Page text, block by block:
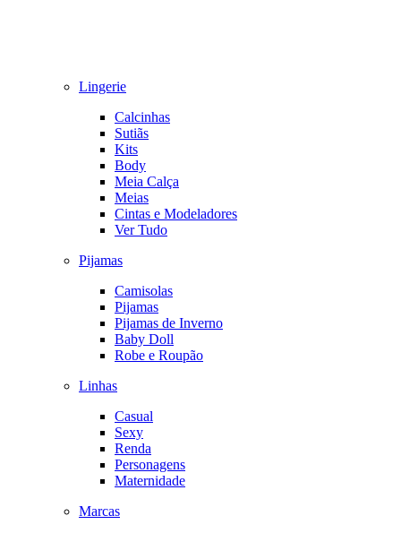
Lingerie
Calcinhas
Sutiãs
Kits
Body
Meia Calça
Meias
Cintas e Modeladores
Ver Tudo
Pijamas
Camisolas
Pijamas
Pijamas de Inverno
Baby Doll
Robe e Roupão
Linhas
Casual
Sexy
Renda
Personagens
Maternidade
Marcas